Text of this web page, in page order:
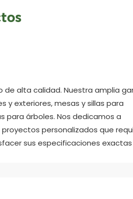
de alta calidad. Nuestra amplia
y exteriores, mesas y sillas para
para árboles. Nos dedicamos a
personalizados que
sus especificaciones